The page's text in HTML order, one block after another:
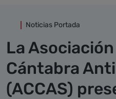
Noticias Portada
La
Cántabra
(ACCAS)